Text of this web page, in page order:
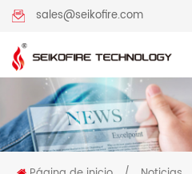
sales@seikofire.com